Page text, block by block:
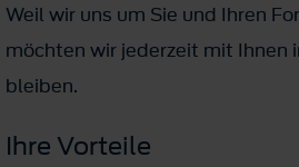
Weil wir uns um Sie und Ihren
möchten wir jederzeit mit Ihnen
bleiben.
Ihre Vorteile